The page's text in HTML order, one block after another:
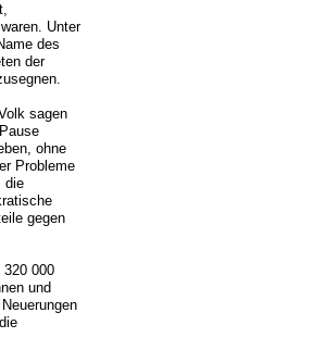
Unter
des
der
sagen
ohne
Probleme
die
gegen
000
und